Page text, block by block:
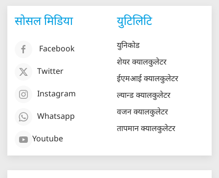
सोसल मिडिया
Facebook
Twitter
Instagram
Whatsapp
Youtube
युटिलिटि
युनिकोड
शेयर क्यालकुलेटर
ईएमआई क्यालकुलेटर
ल्यान्ड क्यालकुलेटर
वजन क्यालकुलेटर
तापमान क्यालकुलेटर